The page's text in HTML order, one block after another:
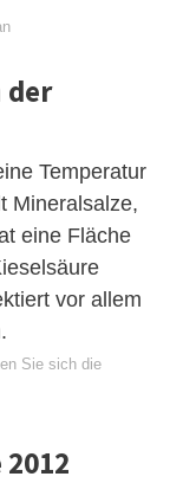
der
Temperatur
Mineralsalze,
eine Fläche
vor allem
Sie sich die